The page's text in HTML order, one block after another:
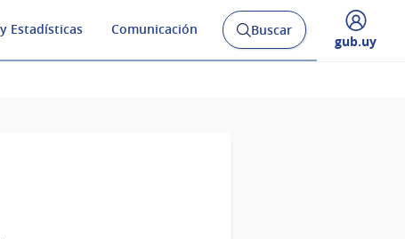
Estadísticas Comunicación
Abrir
buscador
Buscar
Desplegar
gub.uy